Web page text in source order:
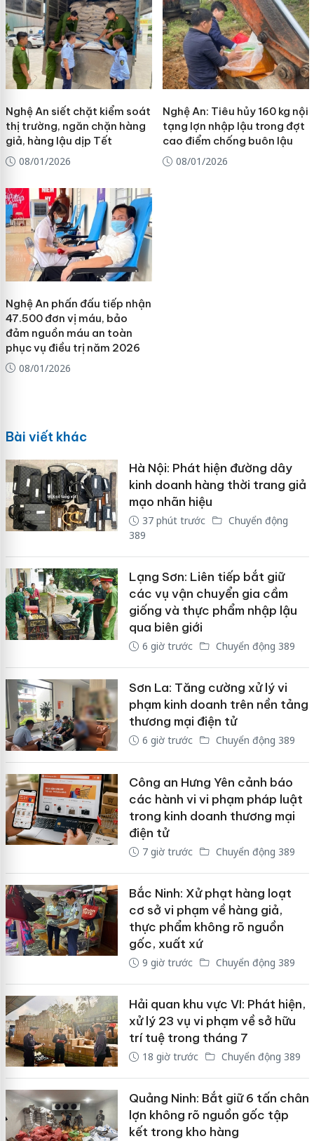
Nghệ An siết chặt kiểm soát
thị trường, ngăn chặn hàng
giả, hàng lậu dịp Tết
08/01/2026
Nghệ An: Tiêu hủy 160 kg nội
tạng lợn nhập lậu trong đợt
cao điểm chống buôn lậu
08/01/2026
Nghệ An phấn đấu tiếp nhận
47.500 đơn vị máu, bảo
đảm nguồn máu an toàn
phục vụ điều trị năm 2026
08/01/2026
Bài viết khác
Hà Nội: Phát hiện đường dây
kinh doanh hàng thời trang giả
mạo nhãn hiệu
37 phút trước
Chuyển động
389
Lạng Sơn: Liên tiếp bắt giữ
các vụ vận chuyển gia cầm
giống và thực phẩm nhập lậu
qua biên giới
6 giờ trước Chuyển động 389
Sơn La: Tăng cường xử lý vi
phạm kinh doanh trên nền tảng
thương mại điện tử
6 giờ trước Chuyển động 389
Công an Hưng Yên cảnh báo
các hành vi vi phạm pháp luật
trong kinh doanh thương mại
điện tử
7 giờ trước Chuyển động 389
Bắc Ninh: Xử phạt hàng loạt
cơ sở vi phạm về hàng giả,
thực phẩm không rõ nguồn
gốc, xuất xứ
9 giờ trước Chuyển động 389
Hải quan khu vực VI: Phát hiện,
xử lý 23 vụ vi phạm về sở hữu
trí tuệ trong tháng 7
18 giờ trước Chuyển động 389
Quảng Ninh: Bắt giữ 6 tấn chân
lợn không rõ nguồn gốc tập
kết trong kho hàng